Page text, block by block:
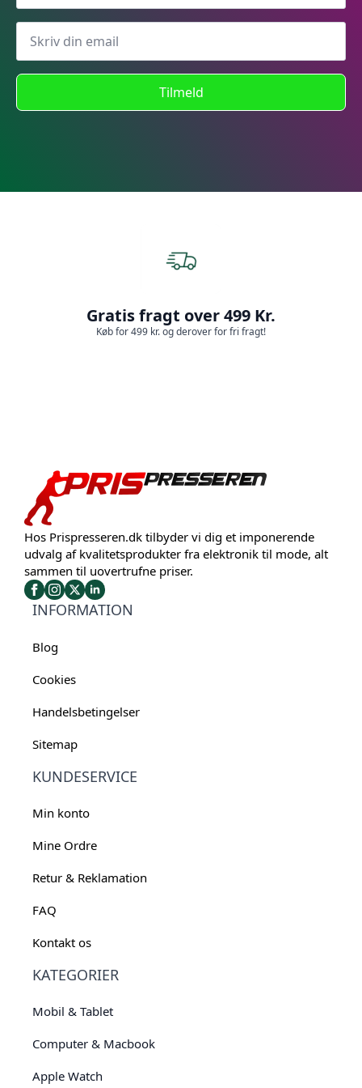
Tilmeld
Gratis fragt over 499 Kr.
Køb for 499 kr. og derover for fri fragt!
Hos Prispresseren.dk tilbyder vi dig et imponerende
udvalg af kvalitetsprodukter fra elektronik til mode, alt
sammen til uovertrufne priser.
INFORMATION
Blog
Cookies
Handelsbetingelser
Sitemap
KUNDESERVICE
Min konto
Mine Ordre
Retur & Reklamation
FAQ
Kontakt os
KATEGORIER
Mobil & Tablet
Computer & Macbook
Apple Watch